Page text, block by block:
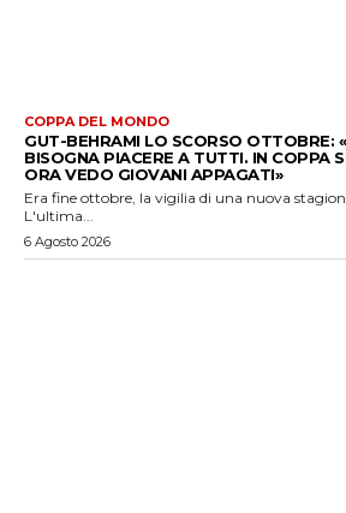
COPPA DEL MONDO
GUT-BEHRAMI LO SCORSO OTTOBRE:
BISOGNA PIACERE A TUTTI. IN COPPA
ORA VEDO GIOVANI APPAGATI»
Era fine ottobre, la vigilia di una nuova
L'ultima...
6 Agosto 2026